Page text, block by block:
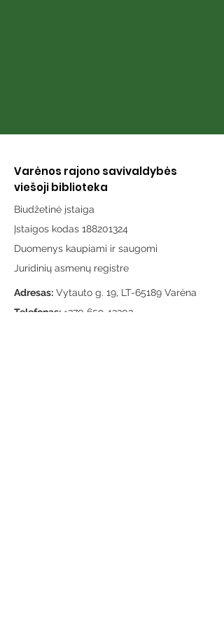
Varėnos rajono savivaldybės
viešoji biblioteka
Biudžetinė įstaiga
Įstaigos kodas 188201324
Duomenys kaupiami ir saugomi
Juridinių asmenų registre
Adresas: Vytauto g. 19, LT-65189 Varėna
Telefonas: +370 659 43303